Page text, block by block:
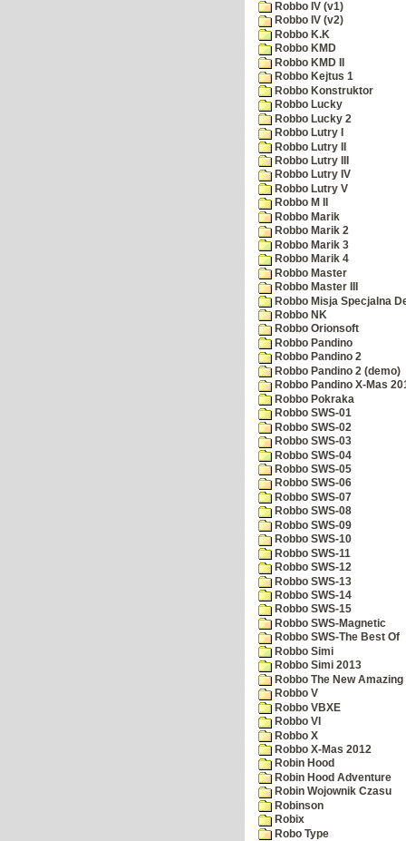
Robbo IV (v1)
Robbo IV (v2)
Robbo K.K
Robbo KMD
Robbo KMD II
Robbo Kejtus 1
Robbo Konstruktor
Robbo Lucky
Robbo Lucky 2
Robbo Lutry I
Robbo Lutry II
Robbo Lutry III
Robbo Lutry IV
Robbo Lutry V
Robbo M II
Robbo Marik
Robbo Marik 2
Robbo Marik 3
Robbo Marik 4
Robbo Master
Robbo Master III
Robbo Misja Specjalna
Robbo NK
Robbo Orionsoft
Robbo Pandino
Robbo Pandino 2
Robbo Pandino 2 (demo)
Robbo Pandino X-Mas
Robbo Pokraka
Robbo SWS-01
Robbo SWS-02
Robbo SWS-03
Robbo SWS-04
Robbo SWS-05
Robbo SWS-06
Robbo SWS-07
Robbo SWS-08
Robbo SWS-09
Robbo SWS-10
Robbo SWS-11
Robbo SWS-12
Robbo SWS-13
Robbo SWS-14
Robbo SWS-15
Robbo SWS-Magnetic
Robbo SWS-The Best Of
Robbo Simi
Robbo Simi 2013
Robbo The New
Robbo V
Robbo VBXE
Robbo VI
Robbo X
Robbo X-Mas 2012
Robin Hood
Robin Hood Adventure
Robin Wojownik Czasu
Robinson
Robix
Robo Type